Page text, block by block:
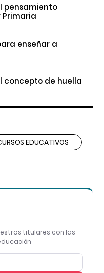
pensamiento
enseñar a
concepto de huella
EDUCATIVOS
titulares con las